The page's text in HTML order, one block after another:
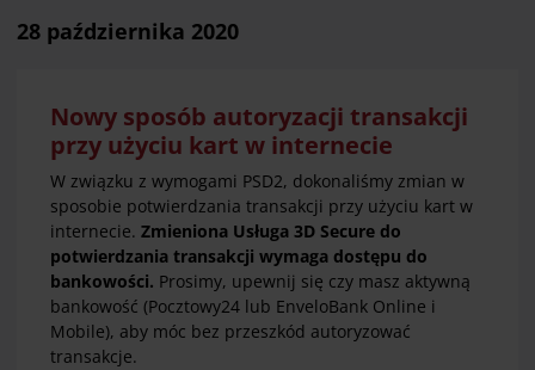
28 października 2020
Nowy sposób autoryzacji transakcji
przy użyciu kart w internecie
W związku z wymogami PSD2, dokonaliśmy zmian w
sposobie potwierdzania transakcji przy użyciu kart w
internecie. Zmieniona Usługa 3D Secure do
potwierdzania transakcji wymaga dostępu do
bankowości. Prosimy, upewnij się czy masz aktywną
bankowość (Pocztowy24 lub EnveloBank Online i
Mobile), aby móc bez przeszkód autoryzować
transakcje.